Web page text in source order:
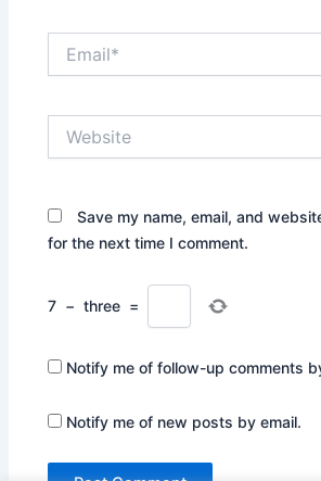
Save my name, email, and
for the next time I comment.
7 − three =
Notify me of follow-up comments
Notify me of new posts by email.